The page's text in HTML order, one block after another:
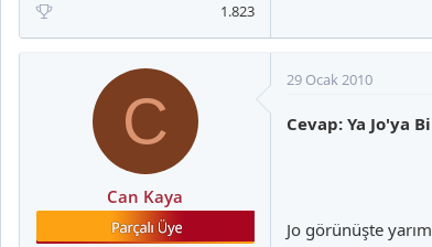
1.823
C
Can Kaya
29 Ocak 2010
Cevap: Ya Jo'ya
Jo görünüşte